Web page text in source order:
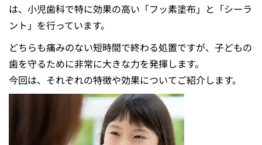
は、小児歯科で特に効果の高い「フッ素塗布」と「シーラ
ント」を行っています。
どちらも痛みのない短時間で終わる処置ですが、子どもの
歯を守るために非常に大きな力を発揮します。
今回は、それぞれの特徴や効果についてご紹介します。